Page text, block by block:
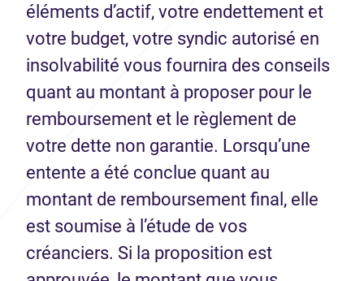
éléments d’actif, votre endettement et
votre budget, votre syndic autorisé en
insolvabilité vous fournira des conseils
quant au montant à proposer pour le
remboursement et le règlement de
votre dette non garantie. Lorsqu’une
entente a été conclue quant au
montant de remboursement final, elle
est soumise à l’étude de vos
créanciers. Si la proposition est